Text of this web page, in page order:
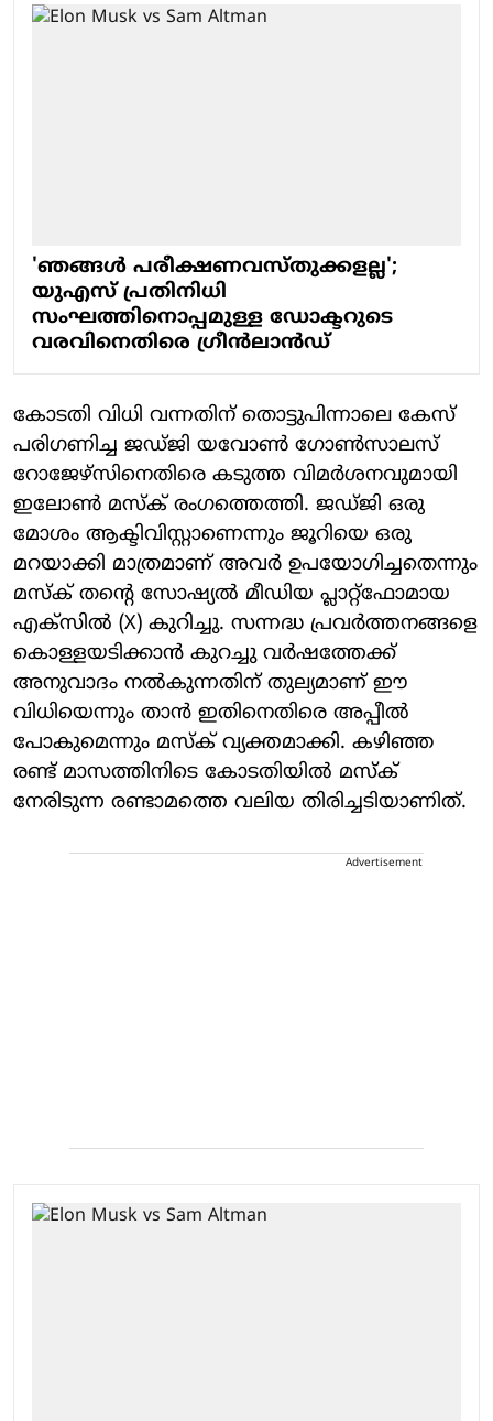
'ഞങ്ങള്‍ പരീക്ഷണവസ്തുക്കളല്ല';
യുഎസ് പ്രതിനിധി
സംഘത്തിനൊപ്പമുള്ള ഡോക്ടറുടെ
വരവിനെതിരെ ഗ്രീന്‍ലാന്‍ഡ്
കോടതി വിധി വന്നതിന് തൊട്ടുപിന്നാലെ കേസ്
പരിഗണിച്ച ജഡ്ജി യവോൺ ഗോൺസാലസ്
റോജേഴ്സിനെതിരെ കടുത്ത വിമർശനവുമായി
ഇലോൺ മസ്ക് രംഗത്തെത്തി. ജഡ്ജി ഒരു
മോശം ആക്ടിവിസ്റ്റാണെന്നും ജൂറിയെ ഒരു
മറയാക്കി മാത്രമാണ് അവർ ഉപയോഗിച്ചതെന്നും
മസ്ക് തന്റെ സോഷ്യൽ മീഡിയ പ്ലാറ്റ്‌ഫോമായ
എക്സിൽ (X) കുറിച്ചു. സന്നദ്ധ പ്രവർത്തനങ്ങളെ
കൊള്ളയടിക്കാൻ കുറച്ചു വർഷത്തേക്ക്
അനുവാദം നൽകുന്നതിന് തുല്യമാണ് ഈ
വിധിയെന്നും താൻ ഇതിനെതിരെ അപ്പീൽ
പോകുമെന്നും മസ്ക് വ്യക്തമാക്കി. കഴിഞ്ഞ
രണ്ട് മാസത്തിനിടെ കോടതിയിൽ മസ്ക്
നേരിടുന്ന രണ്ടാമത്തെ വലിയ തിരിച്ചടിയാണിത്.
Advertisement